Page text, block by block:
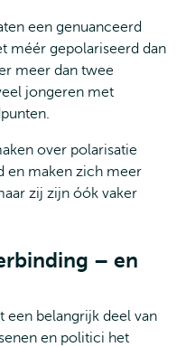
een genuanceerd
méér gepolariseerd dan
meer dan twee
jongeren met
over polarisatie
en maken zich meer
zij zijn óók vaker
– en
een belangrijk deel van
en politici het